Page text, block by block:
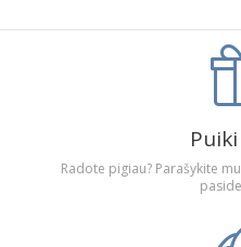
Radote pigiau? Parašykite